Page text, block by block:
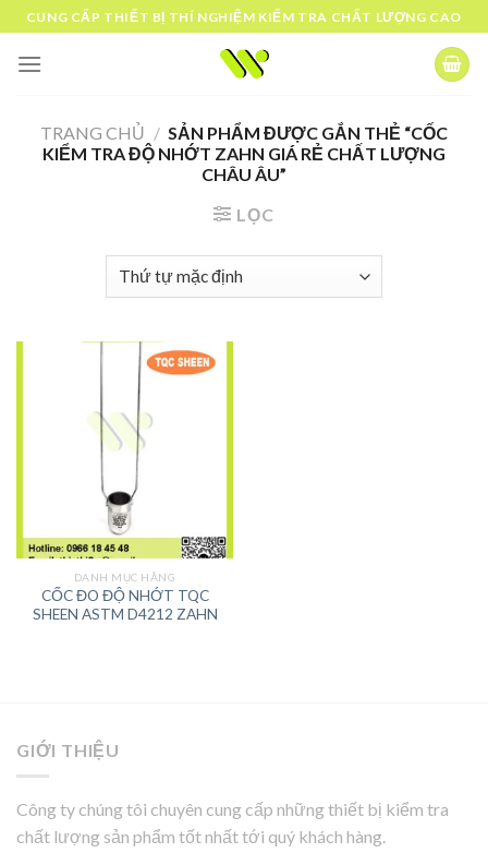
Skip
to
content
CUNG CẤP THIẾT BỊ THÍ NGHIỆM KIỂM TRA CHẤT LƯỢNG CAO
TRANG CHỦ / SẢN PHẨM ĐƯỢC GẮN THẺ “CỐC
KIỂM TRA ĐỘ NHỚT ZAHN GIÁ RẺ CHẤT LƯỢNG
CHÂU ÂU”
LỌC
DANH MỤC HÃNG
CỐC ĐO ĐỘ NHỚT TQC
SHEEN ASTM D4212 ZAHN
GIỚI THIỆU
Công ty chúng tôi chuyên cung cấp những thiết bị kiểm tra
chất lượng sản phẩm tốt nhất tới quý khách hàng.